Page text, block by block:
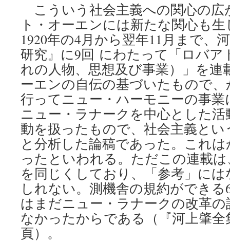
こういう社会主義への関心の広
ト・オーエンには新たな関心も
1920年の4月から翌年11月まで、
研究』に9回 にわたって「ロバア
れの人物、思想及び事業）」を
ーエンの自伝の基づいたもので
行ってニュー・ハーモニーの事
ニュー・ラナークを中心とした
動を扱ったもので、社会主義と
と分析した論稿であった。これ
ったといわれる。ただこの連載
を同じくしており、「参考」に
しれない。測機舎の規約ができ
はまだニュー・ラナークの改革
なかったからである（『河上肇全
頁）。